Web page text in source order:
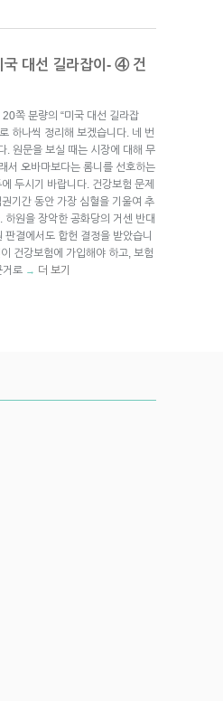
대선 길라잡이- ④ 건
쪽 분량의 “미국 대선 길라잡
하나씩 정리해 보겠습니다. 네 번
. 원문을 보실 때는 시장에 대해 무
서 오바마보다는 롬니를 선호하는
두시기 바랍니다. 건강보험 문제
기간 동안 가장 심혈을 기울여 추
하원을 장악한 공화당의 거센 반대
결에서도 합헌 결정을 받았습니
건강보험에 가입해야 하고, 보험
거로 → 더 보기